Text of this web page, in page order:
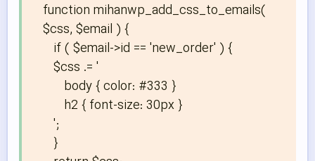
function mihanwp_add_css_to_emails(
$css, $email ) {